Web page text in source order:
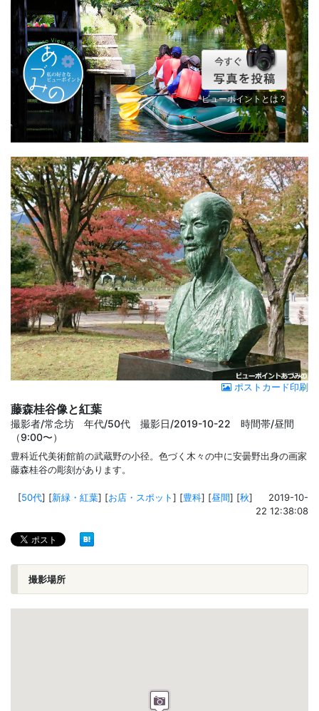
ビューポイントとは？
ポストカード印刷
藤森桂谷像と紅葉
撮影者/常念坊 年代/50代 撮影日/2019-10-22 時間帯/昼間
（9:00〜）
豊科近代美術館前の武蔵野の小径。色づく木々の中に安曇野出身の画家
藤森桂谷の彫刻があります。
[50代] [新緑・紅葉] [お店・スポット] [豊科] [昼間] [秋]
2019-10-
22 12:38:08
撮影場所